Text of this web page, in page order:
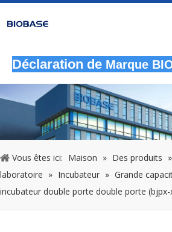
Déclaration de Marque
Vous êtes ici: Maison » Des produits »
laboratoire » Incubateur » Grande
incubateur double porte double porte (bjpx-